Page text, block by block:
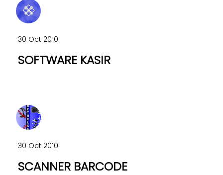
30 Oct 2010
SOFTWARE KASIR
30 Oct 2010
SCANNER BARCODE